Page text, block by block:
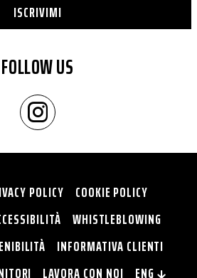
ISCRIVIMI
FOLLOW US
POLICY COOKIE POLICY
WHISTLEBLOWING
INFORMATIVA CLIENTI
LAVORA CON NOI ENG